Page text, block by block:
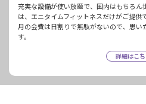
充実な設備が使い放題で、国内はもちろ
は、エニタイムフィットネスだけがご提供
月の会費は日割りで無駄がないので、思い
す。
詳細はこ